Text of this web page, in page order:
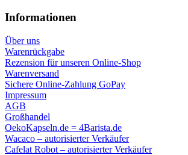
Informationen
Über uns
Warenrückgabe
Rezension für unseren Online-Shop
Warenversand
Sichere Online-Zahlung GoPay
Impressum
AGB
Großhandel
OekoKapseln.de = 4Barista.de
Wacaco – autorisierter Verkäufer
Cafelat Robot – autorisierter Verkäufer